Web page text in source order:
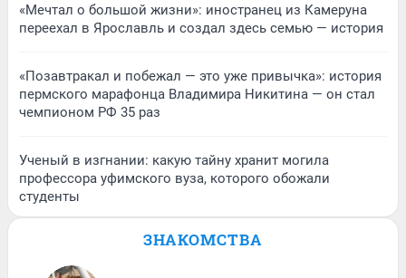
«Мечтал о большой жизни»: иностранец из Камеруна
переехал в Ярославль и создал здесь семью — история
«Позавтракал и побежал — это уже привычка»: история
пермского марафонца Владимира Никитина — он стал
чемпионом РФ 35 раз
Ученый в изгнании: какую тайну хранит могила
профессора уфимского вуза, которого обожали
студенты
ЗНАКОМСТВА